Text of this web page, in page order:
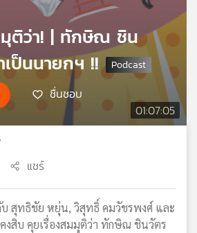
01:07:05
มุติว่า! | ทักษิณ ชิน
ป็นนายกฯ !!
ชื่นชอบ
แชร์
สุทธิชัย หยุ่น, วิสุทธิ์ คมวัชรพงศ์ และ
สิบ คุยเรื่องสมมุติว่า ทักษิณ ชินวัตร